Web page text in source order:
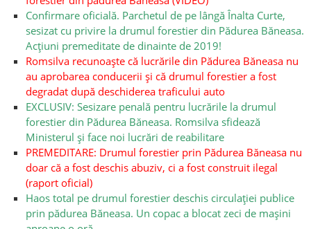
Confirmare oficială. Parchetul de pe lângă Înalta Curte,
sesizat cu privire la drumul forestier din Pădurea Băneasa.
Acțiuni premeditate de dinainte de 2019!
Romsilva recunoaște că lucrările din Pădurea Băneasa nu
au aprobarea conducerii și că drumul forestier a fost
degradat după deschiderea traficului auto
EXCLUSIV: Sesizare penală pentru lucrările la drumul
forestier din Pădurea Băneasa. Romsilva sfidează
Ministerul și face noi lucrări de reabilitare
PREMEDITARE: Drumul forestier prin Pădurea Băneasa nu
doar că a fost deschis abuziv, ci a fost construit ilegal
(raport oficial)
Haos total pe drumul forestier deschis circulației publice
prin pădurea Băneasa. Un copac a blocat zeci de mașini